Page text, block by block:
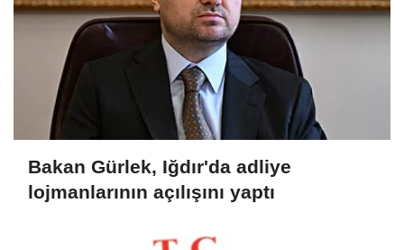
Bakan Gürlek, Iğdır'da adliye
lojmanlarının açılışını yaptı